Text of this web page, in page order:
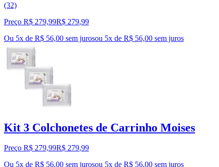
(32)
Preço R$ 279,99R$ 279,99
Ou 5x de R$ 56,00 sem jurosou 5x de R$ 56,00 sem juros
Kit 3 Colchonetes de Carrinho Moises
Preço R$ 279,99R$ 279,99
Ou 5x de R$ 56,00 sem jurosou 5x de R$ 56,00 sem juros